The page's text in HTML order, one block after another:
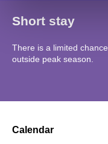
Short stay
There is a limited
outside peak season.
Calendar